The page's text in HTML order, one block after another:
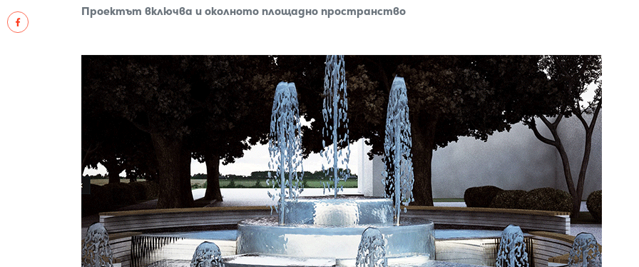
Проектът включва и околното площадно пространство